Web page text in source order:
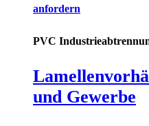
anfordern
PVC
und Gewerbe